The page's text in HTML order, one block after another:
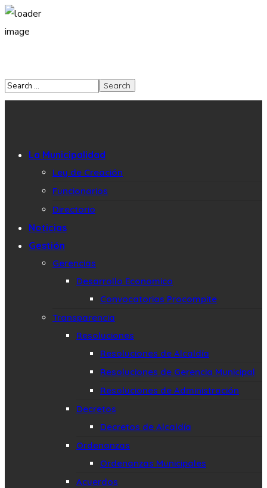
La Municipalidad
Ley de Creación
Funcionarios
Directorio
Noticias
Gestión
Gerencias
Desarrollo Economico
Convocatorias Procompite
Transparencia
Resoluciones
Resoluciones de Alcaldía
Resoluciones de Gerencia Municipal
Resoluciones de Administración
Decretos
Decretos de Alcaldía
Ordenanzas
Ordenanzas Municipales
Acuerdos